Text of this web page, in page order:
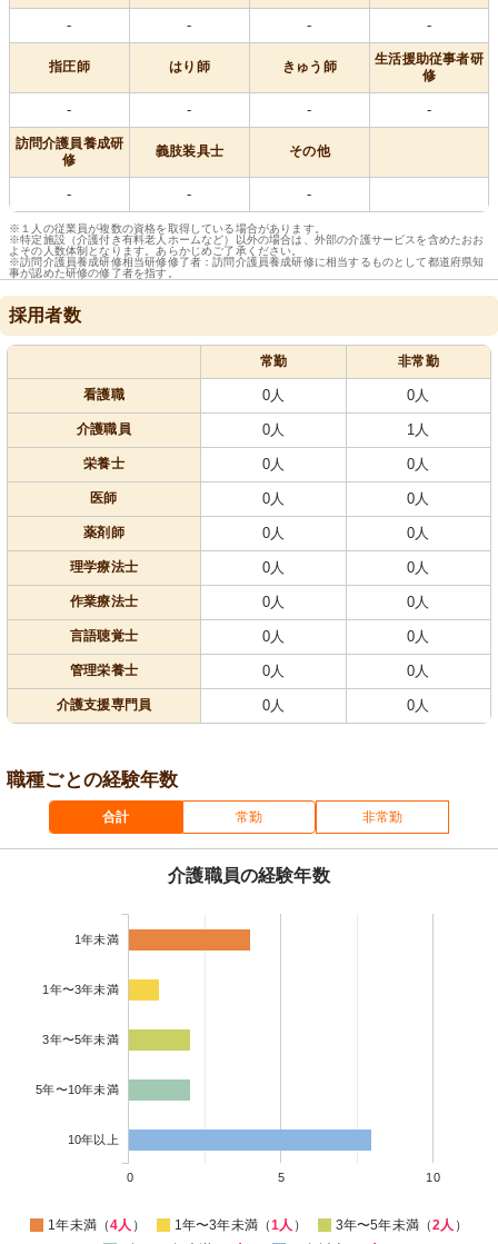
- - - -
指圧師 はり師 きゅう師
生活援助従事者研
修
- - - -
訪問介護員養成研
修
義肢装具士 その他
- - -
※１人の従業員が複数の資格を取得している場合があります。
※特定施設（介護付き有料老人ホームなど）以外の場合は、外部の介護サービスを含めたおお
よその人数体制となります。あらかじめご了承ください。
※訪問介護員養成研修相当研修修了者：訪問介護員養成研修に相当するものとして都道府県知
事が認めた研修の修了者を指す。
採用者数
常勤 非常勤
看護職 0人 0人
介護職員 0人 1人
栄養士 0人 0人
医師 0人 0人
薬剤師 0人 0人
理学療法士 0人 0人
作業療法士 0人 0人
言語聴覚士 0人 0人
管理栄養士 0人 0人
介護支援専門員 0人 0人
職種ごとの経験年数
合計 常勤 非常勤
介護職員の経験年数
1年未満
1年〜3年未満
3年〜5年未満
5年〜10年未満
10年以上
0 5 10
1年未満（4人 ） 1年〜3年未満（1人 ） 3年〜5年未満（2人 ）